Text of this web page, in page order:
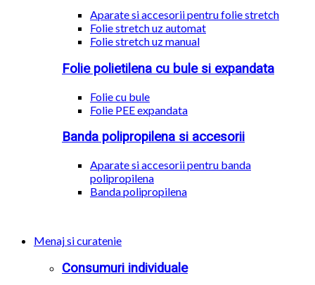
Aparate si accesorii pentru folie stretch
Folie stretch uz automat
Folie stretch uz manual
Folie polietilena cu bule si expandata
Folie cu bule
Folie PEE expandata
Banda polipropilena si accesorii
Aparate si accesorii pentru banda
polipropilena
Banda polipropilena
Menaj si curatenie
Consumuri individuale